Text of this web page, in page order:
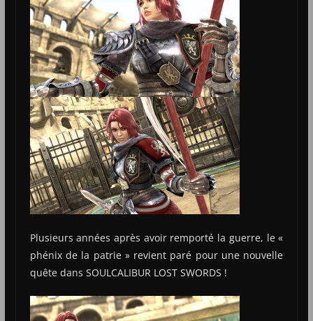
Plusieurs années après avoir remporté la guerre, le «
phénix de la patrie » revient paré pour une nouvelle
quête dans SOULCALIBUR LOST SWORDS !